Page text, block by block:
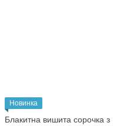
Новинка
Блакитна вишита сорочка з